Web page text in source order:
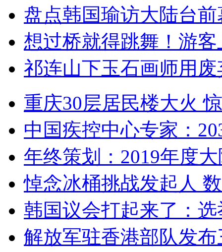
盘点韩国瑜访大陆台
想过桥就得跳舞！游客
祁连山下玉石画师用
重庆30层居民楼大火
中国疾控中心专家：
年终策划：2019年度
悼念冰桶挑战发起人
韩国议会打起来了：
解放军驻香港部队发